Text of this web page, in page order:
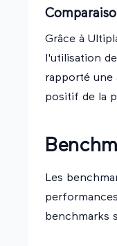
Grâce à
l'utilisation
rapporté une
positif de la
Les
benchmarks